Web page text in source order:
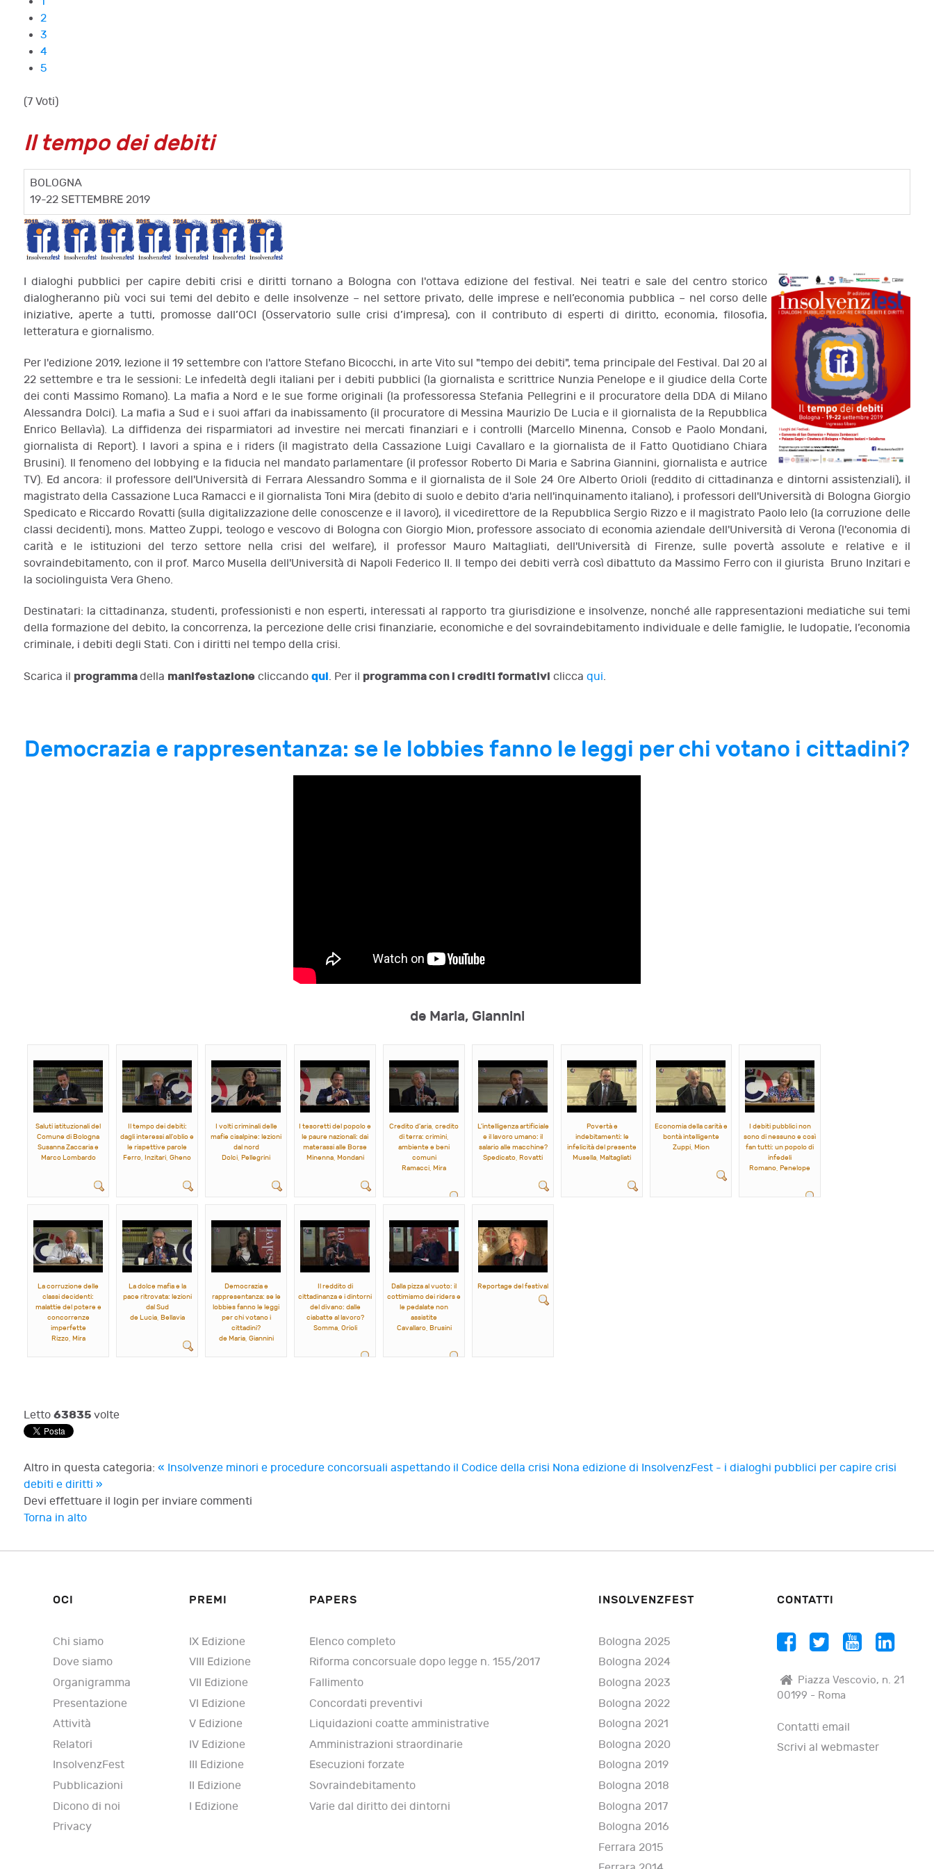
2
3
4
5
(7 Voti)
Il tempo dei debiti
BOLOGNA
19-22 SETTEMBRE 2019
I dialoghi pubblici per capire debiti crisi e diritti tornano a Bologna con l'ottava edizione del festival. Nei teatri e sale del centro storico
dialogheranno più voci sui temi del debito e delle insolvenze – nel settore privato, delle imprese e nell’economia pubblica – nel corso delle
iniziative, aperte a tutti, promosse dall’OCI (Osservatorio sulle crisi d’impresa), con il contributo di esperti di diritto, economia, filosofia,
letteratura e giornalismo.
Per l'edizione 2019, lezione il 19 settembre con l'attore Stefano Bicocchi, in arte Vito sul "tempo dei debiti", tema principale del Festival. Dal 20 al
22 settembre e tra le sessioni: Le infedeltà degli italiani per i debiti pubblici (la giornalista e scrittrice Nunzia Penelope e il giudice della Corte
dei conti Massimo Romano). La mafia a Nord e le sue forme originali (la professoressa Stefania Pellegrini e il procuratore della DDA di Milano
Alessandra Dolci). La mafia a Sud e i suoi affari da inabissamento (il procuratore di Messina Maurizio De Lucia e il giornalista de la Repubblica
Enrico Bellavìa). La diffidenza dei risparmiatori ad investire nei mercati finanziari e i controlli (Marcello Minenna, Consob e Paolo Mondani,
giornalista di Report). I lavori a spina e i riders (il magistrato della Cassazione Luigi Cavallaro e la giornalista de il Fatto Quotidiano Chiara
Brusini). Il fenomeno del lobbying e la fiducia nel mandato parlamentare (il professor Roberto Di Maria e Sabrina Giannini, giornalista e autrice
TV). Ed ancora: il professore dell'Università di Ferrara Alessandro Somma e il giornalista de il Sole 24 Ore Alberto Orioli (reddito di cittadinanza e dintorni assistenziali), il
magistrato della Cassazione Luca Ramacci e il giornalista Toni Mira (debito di suolo e debito d'aria nell'inquinamento italiano), i professori dell'Università di Bologna Giorgio
Spedicato e Riccardo Rovatti (sulla digitalizzazione delle conoscenze e il lavoro), il vicedirettore de la Repubblica Sergio Rizzo e il magistrato Paolo Ielo (la corruzione delle
classi decidenti), mons. Matteo Zuppi, teologo e vescovo di Bologna con Giorgio Mion, professore associato di economia aziendale dell'Università di Verona (l'economia di
carità e le istituzioni del terzo settore nella crisi del welfare), il professor Mauro Maltagliati, dell'Università di Firenze, sulle povertà assolute e relative e il
sovraindebitamento, con il prof. Marco Musella dell'Università di Napoli Federico II. Il tempo dei debiti verrà così dibattuto da Massimo Ferro con il giurista Bruno Inzitari e
la sociolinguista Vera Gheno.
Destinatari: la cittadinanza, studenti, professionisti e non esperti, interessati al rapporto tra giurisdizione e insolvenze, nonché alle rappresentazioni mediatiche sui temi
della formazione del debito, la concorrenza, la percezione delle crisi finanziarie, economiche e del sovraindebitamento individuale e delle famiglie, le ludopatie, l’economia
criminale, i debiti degli Stati. Con i diritti nel tempo della crisi.
Scarica il programmadella manifestazione cliccando qui. Per il programma con i crediti formativi clicca qui.
Democrazia e rappresentanza: se le lobbies fanno le leggi per chi votano i cittadini?
de Maria, Giannini
Saluti istituzionali del
Comune di Bologna
Susanna Zaccaria e
Marco Lombardo
Il tempo dei debiti:
dagli interessi all'oblio e
le rispettive parole
Ferro, Inzitari, Gheno
I volti criminali delle
mafie cisalpine: lezioni
dal nord
Dolci, Pellegrini
I tesoretti del popolo e
le paure nazionali: dai
materassi alle Borse
Minenna, Mondani
Credito d'aria, credito
di terra: crimini,
ambiente e beni
comuni
Ramacci, Mira
L'intelligenza artificiale
e il lavoro umano: il
salario alle macchine?
Spedicato, Rovatti
Povertà e
indebitamenti: le
infelicità del presente
Musella, Maltagliati
Economia della carità e
bontà intelligente
Zuppi, Mion
I debiti pubblici non
sono di nessuno e così
fan tutti: un popolo di
infedeli
Romano, Penelope
La corruzione delle
classi decidenti:
malattie del potere e
concorrenze
imperfette
Rizzo, Mira
La dolce mafia e la
pace ritrovata: lezioni
dal Sud
de Lucia, Bellavia
Democrazia e
rappresentanza: se le
lobbies fanno le leggi
per chi votano i
cittadini?
de Maria, Giannini
Il reddito di
cittadinanza e i dintorni
del divano: dalle
ciabatte al lavoro?
Somma, Orioli
Dalla pizza al vuoto: il
cottimismo dei riders e
le pedalate non
assistite
Cavallaro, Brusini
Reportage del festival
Letto 63835 volte
Altro in questa categoria: « Insolvenze minori e procedure concorsuali aspettando il Codice della crisi Nona edizione di InsolvenzFest - i dialoghi pubblici per capire crisi
debiti e diritti »
Devi effettuare il login per inviare commenti
Torna in alto
OCI
Chi siamo
Dove siamo
Organigramma
Presentazione
Attività
Relatori
InsolvenzFest
Pubblicazioni
Dicono di noi
Privacy
PREMI
IX Edizione
VIII Edizione
VII Edizione
VI Edizione
V Edizione
IV Edizione
III Edizione
II Edizione
I Edizione
PAPERS
Elenco completo
Riforma concorsuale dopo legge n. 155/2017
Fallimento
Concordati preventivi
Liquidazioni coatte amministrative
Amministrazioni straordinarie
Esecuzioni forzate
Sovraindebitamento
Varie dal diritto dei dintorni
INSOLVENZFEST
Bologna 2025
Bologna 2024
Bologna 2023
Bologna 2022
Bologna 2021
Bologna 2020
Bologna 2019
Bologna 2018
Bologna 2017
Bologna 2016
Ferrara 2015
CONTATTI
Piazza Vescovio, n. 21
00199 - Roma
Contatti email
Scrivi al webmaster